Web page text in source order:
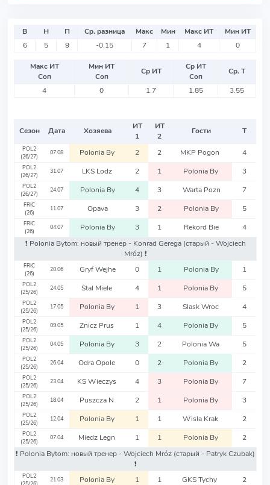
В Н П Ср. разница Макс Мин Макс ИТ
Мин ИТ
6
5 9 -0.15 7 1 4 0
Макс ИТ
Соп
Мин ИТ
Соп
Ср ИТ
Ср ИТ
Соп
Ср. Т
4
0 1.7 1.85 3.55
Сезон Дата Хозяева
ИТ
1
ИТ
2
Гости Т
POL2
(26/27)
07.08 Polonia By 2 2 MKP Pogon 4
POL2
(26/27)
31.07 LKS Lodz 2 1 Polonia By 3
POL2
(26/27)
24.07 Polonia By 4 3 Warta Pozn 7
FRIC
(26)
11.07 Opava 3 2 Polonia By 5
FRIC
(26)
04.07 Polonia By 3 1 Rekord Bie
4
❗️ Polonia Bytom: новый тренер - Konrad Gerega (старый - Wojciech
Mróz) ❗️
FRIC
(26)
20.06 Gryf Wejhe 0 1 Polonia By 1
POL2
(25/26)
24.05 Stal Miele 4 1 Polonia By 5
POL2
(25/26)
17.05 Polonia By 1 3 Slask Wroc 4
POL2
(25/26)
09.05 Znicz Prus 1 4 Polonia By 5
POL2
(25/26)
04.05 Polonia By 3 2 Polonia Wa 5
POL2
(25/26)
26.04 Odra Opole 0 2 Polonia By 2
POL2
(25/26)
23.04 KS Wieczys 4 3 Polonia By 7
POL2
(25/26)
18.04 Puszcza N 2 1 Polonia By 3
POL2
(25/26)
12.04 Polonia By 1 1 Wisla Krak 2
POL2
(25/26)
07.04 Miedz Legn 1 1 Polonia By
2
❗️ Polonia Bytom: новый тренер - Wojciech Mróz (старый - Patryk Czubak)
❗️
POL2
21.03 Polonia By 1 1 GKS Tychy 2